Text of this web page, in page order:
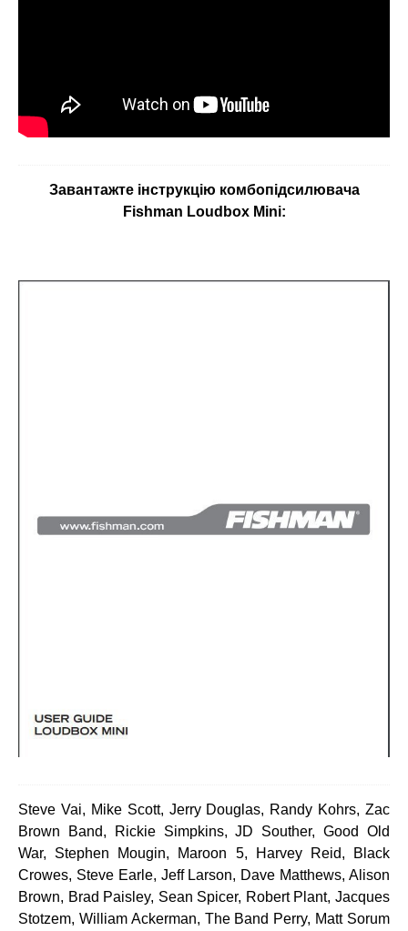
Завантажте інструкцію комбопідсилювача
Fishman Loudbox Mini:
Steve Vai, Mike Scott, Jerry Douglas, Randy Kohrs, Zac
Brown Band, Rickie Simpkins, JD Souther, Good Old
War, Stephen Mougin, Maroon 5, Harvey Reid, Black
Crowes, Steve Earle, Jeff Larson, Dave Matthews, Alison
Brown, Brad Paisley, Sean Spicer, Robert Plant, Jacques
Stotzem, William Ackerman, The Band Perry, Matt Sorum